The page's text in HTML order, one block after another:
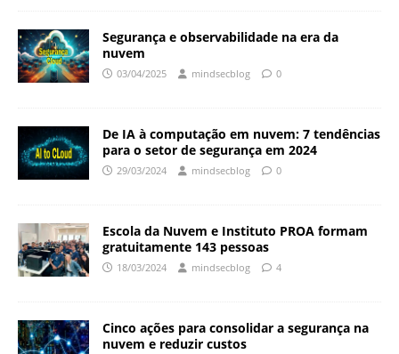
Segurança e observabilidade na era da
nuvem
03/04/2025 mindsecblog 0
De IA à computação em nuvem: 7 tendências
para o setor de segurança em 2024
29/03/2024 mindsecblog 0
Escola da Nuvem e Instituto PROA formam
gratuitamente 143 pessoas
18/03/2024 mindsecblog 4
Cinco ações para consolidar a segurança na
nuvem e reduzir custos